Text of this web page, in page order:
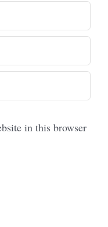
in this browser